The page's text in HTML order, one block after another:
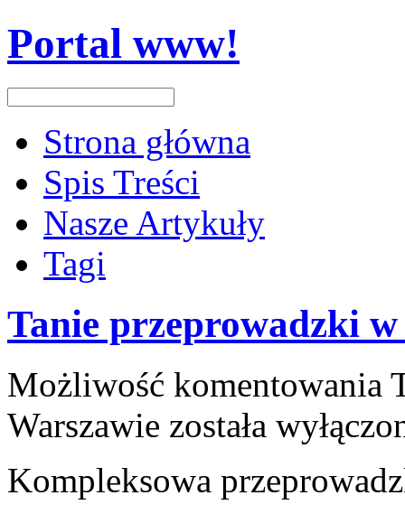
Portal www!
Strona główna
Spis Treści
Nasze Artykuły
Tagi
Tanie przeprowadzki
Możliwość komentowania
Warszawie została
Kompleksowa